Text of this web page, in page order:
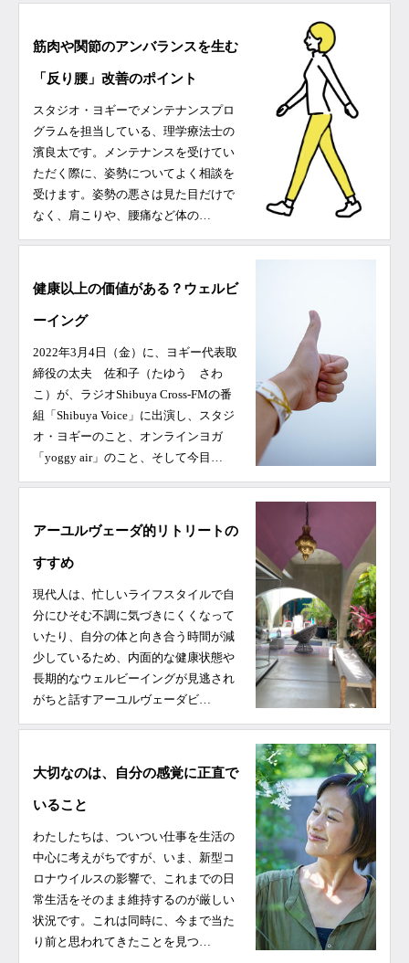
筋肉や関節のアンバランスを生む
「反り腰」改善のポイント
スタジオ・ヨギーでメンテナンスプロ
グラムを担当している、理学療法士の
濱良太です。メンテナンスを受けてい
ただく際に、姿勢についてよく相談を
受けます。姿勢の悪さは見た目だけで
なく、肩こりや、腰痛など体の…
健康以上の価値がある？ウェルビ
ーイング
2022年3月4日（金）に、ヨギー代表取
締役の太夫 佐和子（たゆう さわ
こ）が、ラジオShibuya Cross-FMの番
組「Shibuya Voice」に出演し、スタジ
オ・ヨギーのこと、オンラインヨガ
「yoggy air」のこと、そして今目…
アーユルヴェーダ的リトリートの
すすめ
現代人は、忙しいライフスタイルで自
分にひそむ不調に気づきにくくなって
いたり、自分の体と向き合う時間が減
少しているため、内面的な健康状態や
長期的なウェルビーイングが見逃され
がちと話すアーユルヴェーダビ…
大切なのは、自分の感覚に正直で
いること
わたしたちは、ついつい仕事を生活の
中心に考えがちですが、いま、新型コ
ロナウイルスの影響で、これまでの日
常生活をそのまま維持するのが厳しい
状況です。これは同時に、今まで当た
り前と思われてきたことを見つ…